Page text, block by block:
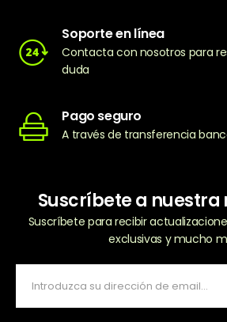
Soporte en línea
Contacta con nosotros para
duda
Pago seguro
A través de transferencia
Suscríbete a
Suscríbete para recibir
exclusivas y mucho